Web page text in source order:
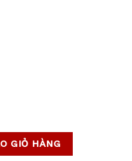
hoa của sự sang trọng và
GIỎ HÀNG